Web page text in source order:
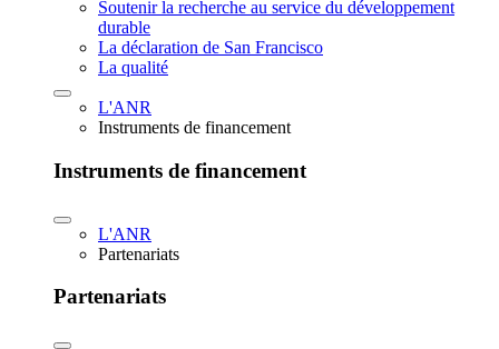
Soutenir la recherche au service du développement
durable
La déclaration de San Francisco
La qualité
L'ANR
Instruments de financement
Instruments de financement
L'ANR
Partenariats
Partenariats